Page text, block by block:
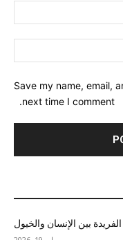
Save my name, email,
next time I comment.
الفريدة بين الإنسان والخيول